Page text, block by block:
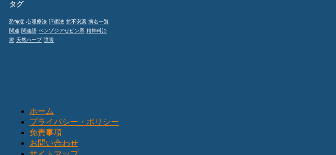
タグ
恐怖症 心理療法 評価法 抗不安薬 病名一覧
関連 関連語 ベンゾジアゼピン系 精神科治
療 天然ハーブ 障害
ホーム
プライバシー・ポリシー
免責事項
お問い合わせ